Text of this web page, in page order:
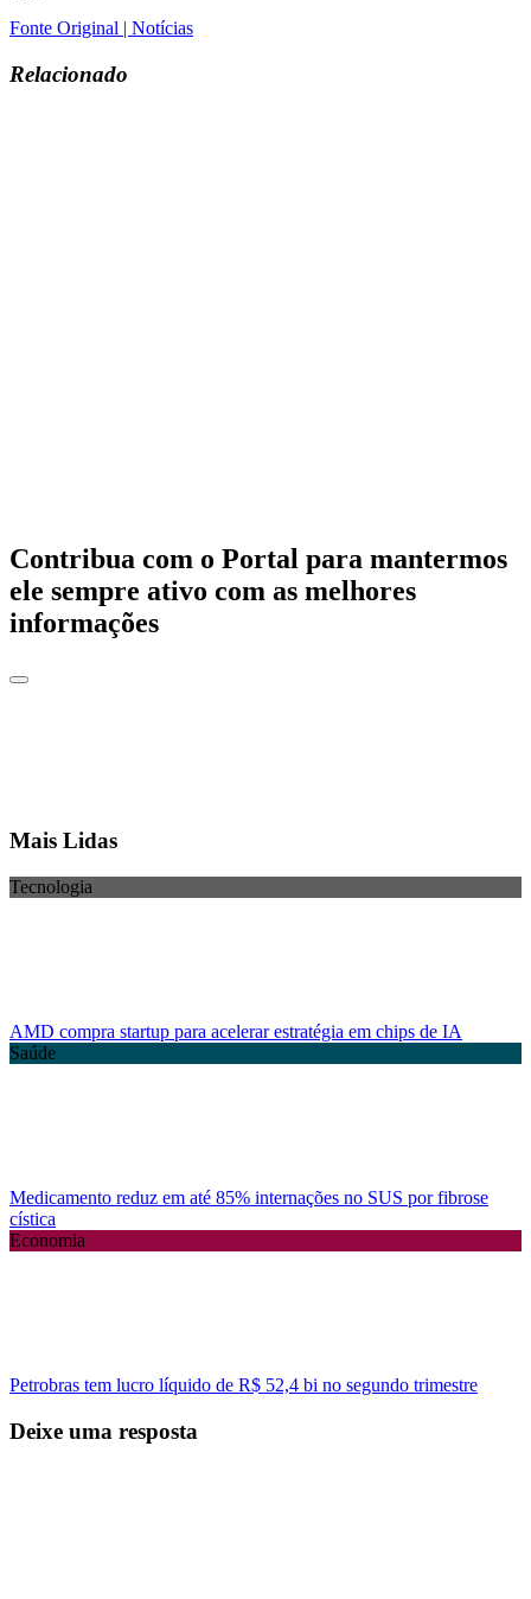
Fonte Original | Notícias
Relacionado
Contribua com o Portal para mantermos
ele sempre ativo com as melhores
informações
Mais Lidas
Tecnologia
AMD compra startup para acelerar estratégia em chips de IA
Saúde
Medicamento reduz em até 85% internações no SUS por fibrose
cística
Economia
Petrobras tem lucro líquido de R$ 52,4 bi no segundo trimestre
Deixe uma resposta